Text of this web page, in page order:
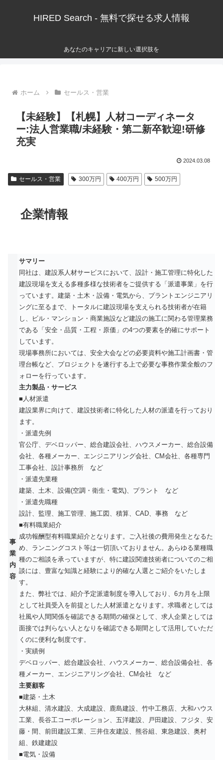
HIRED Search - 無料で探せる求人情報
あなたのキャリアに新しい選択肢を
ホーム セールス・営業
【未経験】【札幌】人材コーディネータ
ー:法人営業職/未経験・第二新卒歓迎!研修
充実
2024.03.08
セールス・営業 300万円 400万円 500万円
企業情報
事
業
内
容
サマリー
同社は、建設系人材サービスにおいて、設計・施工管理に特化した
建設現場を支える多種多様な技術者をご提供する「派遣事業」を行
っています。建築・土木・設備・電気から、プラントエンジニアリ
ングに至るまで、トータルに建設現場を支えられる技術者が在籍
し、ビル・マンション・商業施設など建設の施工に関わる管理業務
である「安全・品質・工程・原価」の4つの要素を的確にサポート
しています。
現場事務所においては、安全大会などの必要資料や施工計画書・管
理台帳など、プロジェクトを遂行する上で必要な事務作業全般のフ
ォローを行っています。
主力製品・サービス
■人材派遣
建設業界に向けて、建設技術者に特化した人材の派遣を行っており
ます。
・派遣先例
官公庁、デベロッパー、総合建設会社、ハウスメーカー、総合設備
会社、各種メーカー、エンジニアリング会社、CM会社、各種専門
工事会社、設計事務所 など
・派遣先業種
建築、土木、設備(空調・衛生・電気)、プラント など
・派遣先職種
設計、監理、施工管理、施工図、積算、CAD、事務 など
■有料職業紹介
成功報酬型有料職業紹介となります。ご入社後の費用発生となるた
め、ランニングコスト等は一切頂いておりません。あらゆる業種職
種のご相談を承っていますが、特に建設関連技術者についてのご相
談には、豊富な知識と経験により的確な人選とご紹介をいたしま
す。
また、弊社では、紹介予定派遣制度を導入しており、6カ月を上限
として社員受入を前提とした人材派遣となります。求職者としては
社風や人間関係を確認できる期間の確保として、求人企業としては
面接では判らない人となりを確認できる期間として活用していただ
くのに便利な制度です。
・実績例
デベロッパー、総合建設会社、ハウスメーカー、総合設備会社、各
種メーカー、エンジニアリング会社、CM会社 など
主要顧客
■建築・土木
大林組、清水建設、大成建設、鹿島建設、竹中工務店、大和ハウス
工業、長谷工コーポレーション、五洋建設、戸田建設、フジタ、安
藤・間、前田建設工業、三井住友建設、熊谷組、東急建設、奥村
組、鉄建建設
■電気・設備